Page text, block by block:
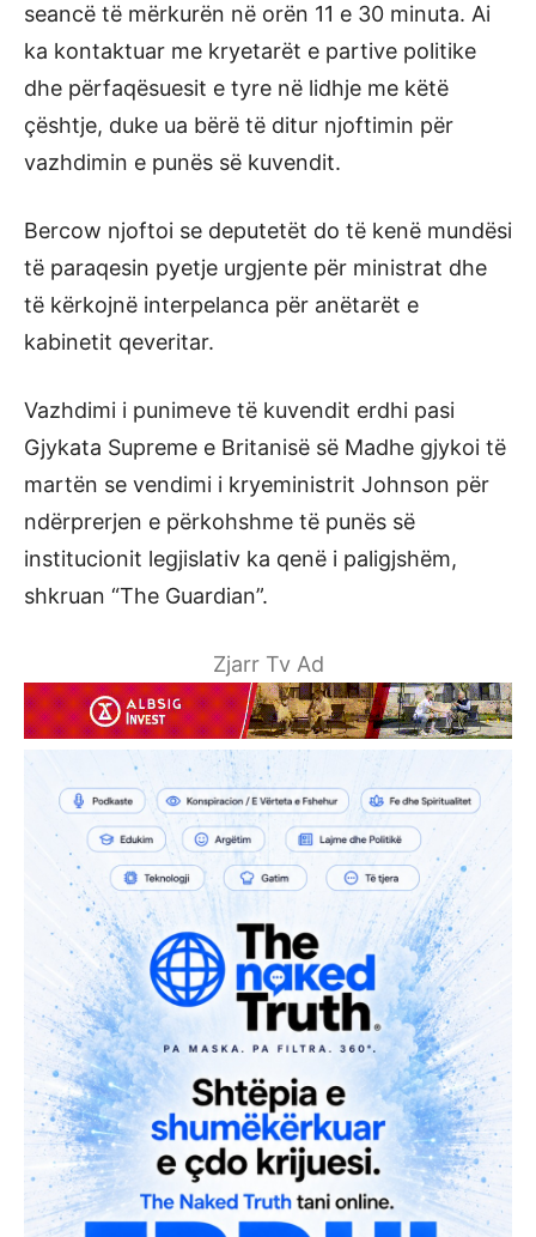
seancë të mërkurën në orën 11 e 30 minuta. Ai
ka kontaktuar me kryetarët e partive politike
dhe përfaqësuesit e tyre në lidhje me këtë
çështje, duke ua bërë të ditur njoftimin për
vazhdimin e punës së kuvendit.
Bercow njoftoi se deputetët do të kenë mundësi
të paraqesin pyetje urgjente për ministrat dhe
të kërkojnë interpelanca për anëtarët e
kabinetit qeveritar.
Vazhdimi i punimeve të kuvendit erdhi pasi
Gjykata Supreme e Britanisë së Madhe gjykoi të
martën se vendimi i kryeministrit Johnson për
ndërprerjen e përkohshme të punës së
institucionit legjislativ ka qenë i paligjshëm,
shkruan “The Guardian”.
Zjarr Tv Ad